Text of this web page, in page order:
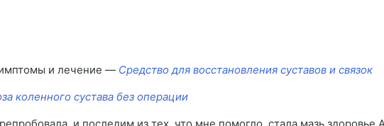
и лечение — Средство для восстановления суставов и связок
коленного сустава без операции